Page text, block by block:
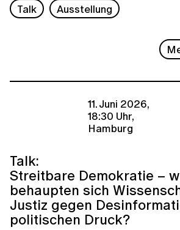
Talk Ausstellung
11. Juni 2026,
18:30 Uhr,
Hamburg
Talk:
Streitbare Demokratie –
behaupten sich
Justiz gegen
politischen Druck?